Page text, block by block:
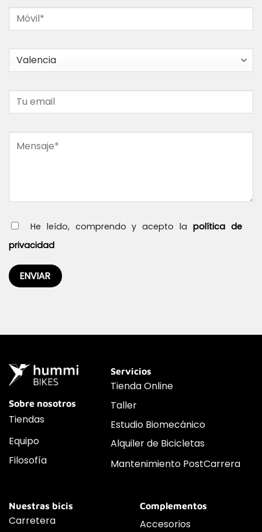
He leído, comprendo y acepto lapolítica de
privacidad
Sobre nosotros
Tiendas
Equipo
Filosofía
Servicios
Tienda Online
Taller
Estudio Biomecánico
Alquiler de Bicicletas
Mantenimiento PostCarrera
Nuestras bicis
Carretera
Complementos
Accesorios